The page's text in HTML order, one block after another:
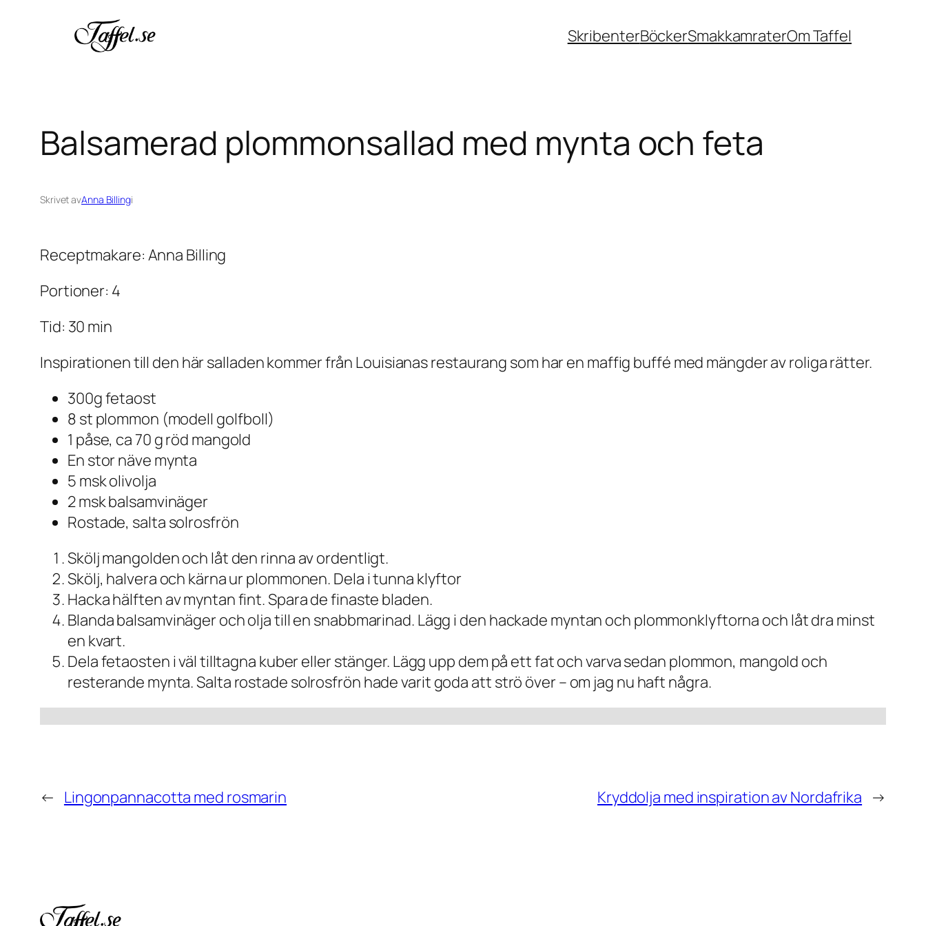
SkribenterBöckerSmakkamraterOm Taffel
Balsamerad plommonsallad med mynta och feta
Skrivet avAnna Billingi
Receptmakare: Anna Billing
Portioner: 4
Tid: 30 min
Inspirationen till den här salladen kommer från Louisianas restaurang som har en maffig buffé med mängder av roliga rätter.
300g fetaost
8 st plommon (modell golfboll)
1 påse, ca 70 g röd mangold
En stor näve mynta
5 msk olivolja
2 msk balsamvinäger
Rostade, salta solrosfrön
Skölj mangolden och låt den rinna av ordentligt.
Skölj, halvera och kärna ur plommonen. Dela i tunna klyftor
Hacka hälften av myntan fint. Spara de finaste bladen.
Blanda balsamvinäger och olja till en snabbmarinad. Lägg i den hackade myntan och plommonklyftorna och låt dra minst
en kvart.
Dela fetaosten i väl tilltagna kuber eller stänger. Lägg upp dem på ett fat och varva sedan plommon, mangold och
resterande mynta. Salta rostade solrosfrön hade varit goda att strö över – om jag nu haft några.
← Lingonpannacotta med rosmarin Kryddolja med inspiration av Nordafrika →